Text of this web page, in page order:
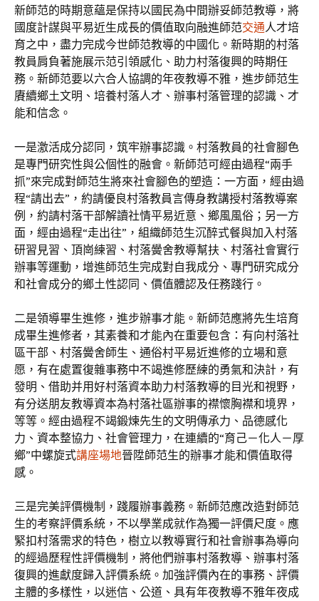
新師范的時期意蘊是保持以國民為中間辦妥師范教導，將
國度計謀與平易近生成長的價值取向融進師范交通人才培
育之中，盡力完成今世師范教導的中國化。新時期的村落
教員肩負著施展示范引領感化、助力村落復興的時期任
務。新師范要以六合人協調的年夜教導不雅，進步師范生
賡續鄉土文明、培養村落人才、辦事村落管理的認識、才
能和信念。
一是激活成分認同，筑牢辦事認識。村落教員的社會腳色
是專門研究性與公個性的融會。新師范可經由過程“兩手
抓”來完成對師范生將來社會腳色的塑造：一方面，經由過
程“請出去”，約請優良村落教員言傳身教講授村落教導案
例，約請村落干部解讀社情平易近意、鄉風風俗；另一方
面，經由過程“走出往”，組織師范生沉醉式餐與加入村落
研習見習、頂崗練習、村落黌舍教導幫扶、村落社會實行
辦事等運動，增進師范生完成對自我成分、專門研究成分
和社會成分的鄉土性認同、價值體認及任務踐行。
二是領導畢生進修，進步辦事才能。新師范應將先生培育
成畢生進修者，其素養和才能內在重要包含：有向村落社
區干部、村落黌舍師生、通俗村平易近進修的立場和意
愿，有在處置復雜事務中不竭進修歷練的勇氣和決計，有
發明、借助并用好村落資本助力村落教導的目光和視野，
有分送朋友教導資本為村落社區辦事的襟懷胸襟和境界，
等等。經由過程不竭鍛煉先生的文明傳承力、品德感化
力、資本整協力、社會管理力，在連續的“育己－化人－厚
鄉”中螺旋式講座場地晉陞師范生的辦事才能和價值取得
感。
三是完美評價機制，踐履辦事義務。新師范應改造對師范
生的考察評價系統，不以學業成就作為獨一評價尺度。應
緊扣村落需求的特色，樹立以教導實行和社會辦事為導向
的經過歷程性評價機制，將他們辦事村落教導、辦事村落
復興的進獻度歸入評價系統。加強評價內在的事務、評價
主體的多樣性，以迷信、公道、具有年夜教導不雅年夜成